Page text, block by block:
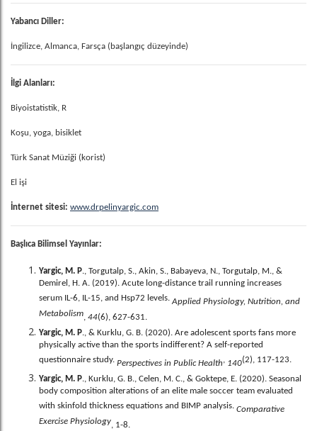
Yabancı Diller:
İngilizce, Almanca, Farsça (başlangıç düzeyinde)
İlgi Alanları:
Biyoistatistik, R
Koşu, yoga, bisiklet
Türk Sanat Müziği (korist)
El işi
İnternet sitesi: www.drpelinyargic.com
Başlıca Bilimsel Yayınlar:
Yargic, M. P., Torgutalp, S., Akin, S., Babayeva, N., Torgutalp, M., &
Demirel, H. A. (2019). Acute long-distance trail running increases
serum IL-6, IL-15, and Hsp72 levels.Applied Physiology, Nutrition, and
Metabolism, 44(6), 627-631.
Yargic, M. P., & Kurklu, G. B. (2020). Are adolescent sports fans more
physically active than the sports indifferent? A self-reported
questionnaire study. Perspectives in Public Health, 140(2), 117-123.
Yargic, M. P., Kurklu, G. B., Celen, M. C., & Goktepe, E. (2020). Seasonal
body composition alterations of an elite male soccer team evaluated
with skinfold thickness equations and BIMP analysis. Comparative
Exercise Physiology, 1-8.